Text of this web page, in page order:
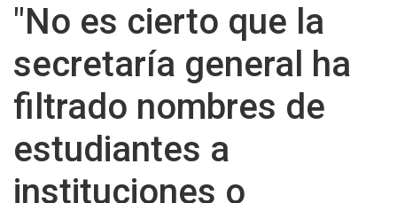
"No es cierto que la
secretaría general ha
filtrado nombres de
estudiantes a
instituciones o